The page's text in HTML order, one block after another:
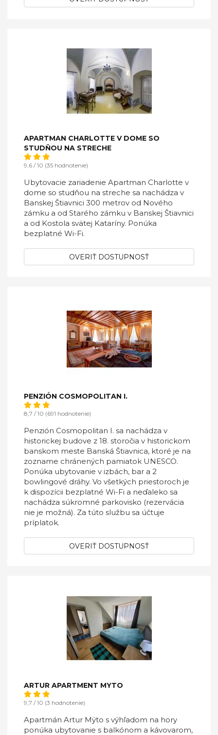
APARTMAN CHARLOTTE V DOME SO
STUDŇOU NA STRECHE
9,6 / 10 (35 hodnotenie)
Ubytovacie zariadenie Apartman Charlotte v
dome so studňou na streche sa nachádza v
Banskej Štiavnici 300 metrov od Nového
zámku a od Starého zámku v Banskej Štiavnici
a od Kostola svätej Kataríny. Ponúka
bezplatné Wi-Fi.
OVERIŤ DOSTUPNOSŤ
PENZIÓN COSMOPOLITAN I.
8,7 / 10 (691 hodnotenie)
Penzión Cosmopolitan I. sa nachádza v
historickej budove z 18. storočia v historickom
banskom meste Banská Štiavnica, ktoré je na
zozname chránených pamiatok UNESCO.
Ponúka ubytovanie v izbách, bar a 2
bowlingové dráhy. Vo všetkých priestoroch je
k dispozícii bezplatné Wi-Fi a neďaleko sa
nachádza súkromné parkovisko (rezervácia
nie je možná). Za túto službu sa účtuje
príplatok.
OVERIŤ DOSTUPNOSŤ
ARTUR APARTMENT MYTO
9,7 / 10 (3 hodnotenie)
Apartmán Artur Mýto s výhľadom na hory
ponúka ubytovanie s balkónom a kávovarom,